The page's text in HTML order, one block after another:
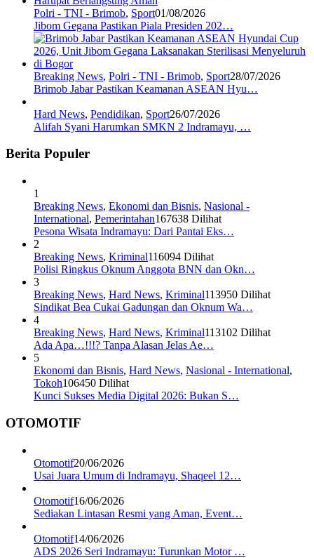
Polri - TNI - Brimob, Sport01/08/2026
Jibom Gegana Pastikan Piala Presiden 202…
Breaking News, Polri - TNI - Brimob, Sport28/07/2026
Brimob Jabar Pastikan Keamanan ASEAN Hyu…
Hard News, Pendidikan, Sport26/07/2026
Alifah Syani Harumkan SMKN 2 Indramayu, …
Berita Populer
1
Breaking News, Ekonomi dan Bisnis, Nasional -
International, Pemerintahan167638 Dilihat
Pesona Wisata Indramayu: Dari Pantai Eks…
2
Breaking News, Kriminal116094 Dilihat
Polisi Ringkus Oknum Anggota BNN dan Okn…
3
Breaking News, Hard News, Kriminal113950 Dilihat
Sindikat Bea Cukai Gadungan dan Oknum Wa…
4
Breaking News, Hard News, Kriminal113102 Dilihat
Ada Apa…!!!? Tanpa Alasan Jelas Ae…
5
Ekonomi dan Bisnis, Hard News, Nasional - International,
Tokoh106450 Dilihat
Kunci Sukses Media Digital 2026: Bukan S…
OTOMOTIF
Otomotif20/06/2026
Usai Juara Umum di Indramayu, Shaqeel 12…
Otomotif16/06/2026
Sediakan Lintasan Resmi yang Aman, Event…
Otomotif14/06/2026
ADS 2026 Seri Indramayu: Turunkan Motor …